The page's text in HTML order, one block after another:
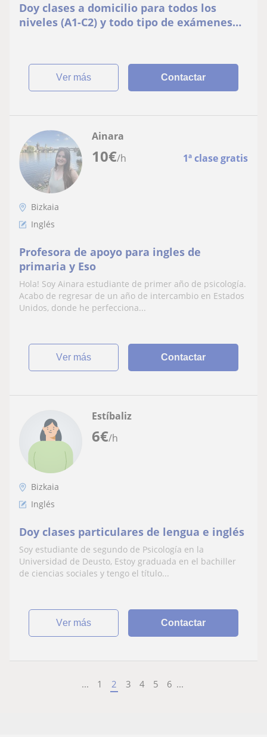
Doy clases a domicilio para todos los
niveles (A1-C2) y todo tipo de exámenes
ver más Contactar
10€/h 1ª clase gratis
Ainara
Bizkaia
Inglés
Profesora de apoyo para ingles de
primaria y Eso
Hola! Soy Ainara estudiante de primer año de psicología.
Acabo de regresar de un año de intercambio en Estados
Unidos, donde he perfecciona...
ver más Contactar
6€/h
Estíbaliz
Bizkaia
Inglés
Doy clases particulares de lengua e inglés
Soy estudiante de segundo de Psicología en la
Universidad de Deusto, Estoy graduada en el bachiller
de ciencias sociales y tengo el título...
ver más Contactar
... 1 2 3 4 5 6 ...